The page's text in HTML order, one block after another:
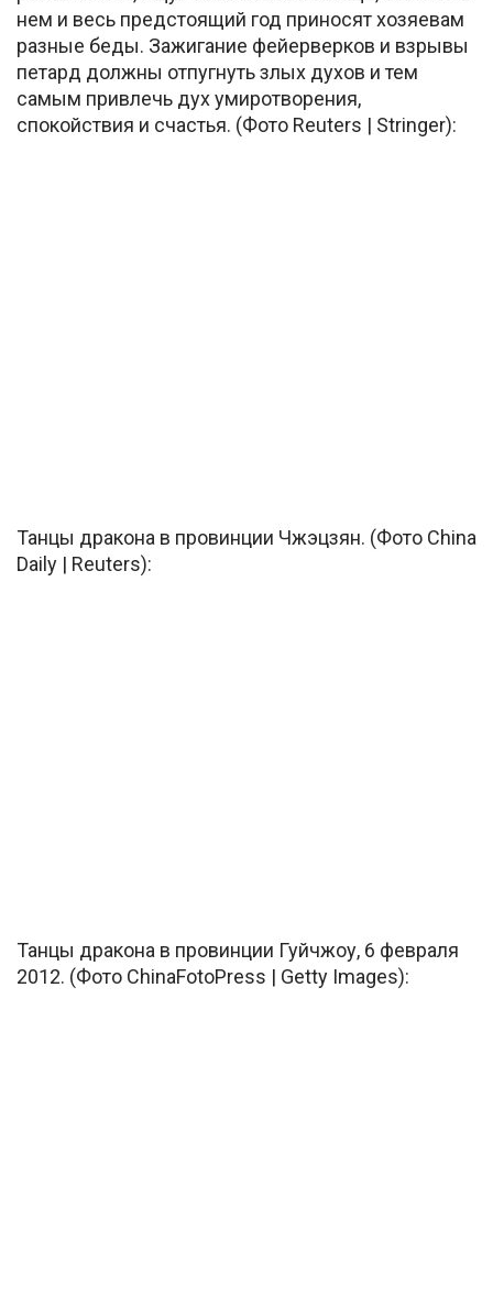
нем и весь предстоящий год приносят хозяевам
разные беды. Зажигание фейерверков и взрывы
петард должны отпугнуть злых духов и тем
самым привлечь дух умиротворения,
спокойствия и счастья. (Фото Reuters | Stringer):
Танцы дракона в провинции Чжэцзян. (Фото China
Daily | Reuters):
Танцы дракона в провинции Гуйчжоу, 6 февраля
2012. (Фото ChinaFotoPress | Getty Images):